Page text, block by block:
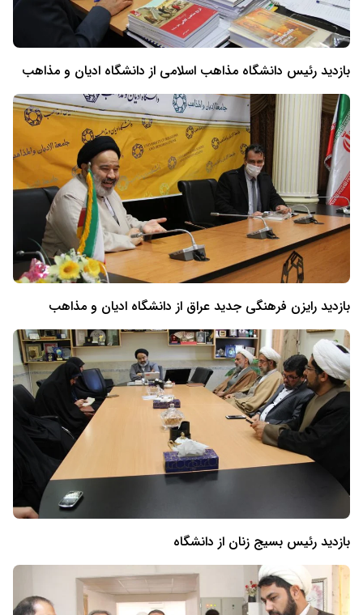
بازدید رئیس دانشگاه مذاهب اسلامی از دانشگاه ادیان و مذاهب
بازدید رایزن فرهنگی جدید عراق از دانشگاه ادیان و مذاهب
بازدید رئیس بسیج زنان از دانشگاه